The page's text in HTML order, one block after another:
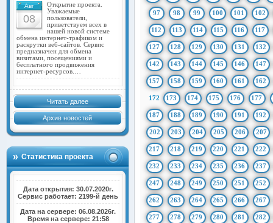
Авг
08
Открытие проекта.
Уважаемые
пользователи,
приветствуем всех в
нашей новой системе
обмена интернет-трафиком и
раскрутки веб-сайтов. Сервис
предназначен для обмена
визитами, посещениями и
бесплатного продвижения
интернет-ресурсов.…
Читать далее
Архив новостей
Статистика проекта
Дата открытия: 30.07.2020г.
Сервис работает: 2199-й день
Дата на сервере: 06.08.2026г.
Время на сервере: 21:58
97 98 99 100 101 102
112 113 114 115 116 117
127 128 129 130 131 132
142 143 144 145 146 147
157 158 159 160 161 162
172 173 174 175 176 177
187 188 189 190 191 192
202 203 204 205 206 207
217 218 219 220 221 222
232 233 234 235 236 237
247 248 249 250 251 252
262 263 264 265 266 267
277 278 279 280 281 282